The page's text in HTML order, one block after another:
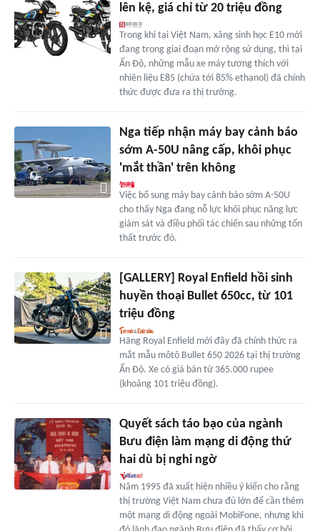
lên kệ, giá chỉ từ 20 triệu đồng
Trong khi tại Việt Nam, xăng sinh học E10 mới
đang trong giai đoạn mở rộng sử dụng, thì tại
Ấn Độ, những mẫu xe máy tương thích với
nhiên liệu E85 (chứa tới 85% ethanol) đã chính
thức được đưa ra thị trường.
Nga tiếp nhận máy bay cảnh báo
sớm A-50U nâng cấp, khôi phục
'mắt thần' trên không
Việc bổ sung máy bay cảnh báo sớm A-50U
cho thấy Nga đang nỗ lực khôi phục năng lực
giám sát và điều phối tác chiến sau những tổn
thất trước đó.
[GALLERY] Royal Enfield hồi sinh
huyền thoại Bullet 650cc, từ 101
triệu đồng
Hãng Royal Enfield mới đây đã chính thức ra
mắt mẫu môtô Bullet 650 2026 tại thị trường
Ấn Độ. Xe có giá bán từ 365.000 rupee
(khoảng 101 triệu đồng).
Quyết sách táo bạo của ngành
Bưu điện làm mạng di động thứ
hai dù bị nghi ngờ
Năm 1995 đã xuất hiện nhiều ý kiến cho rằng
thị trường Việt Nam chưa đủ lớn để cần thêm
một mạng di động ngoài MobiFone, nhưng khi